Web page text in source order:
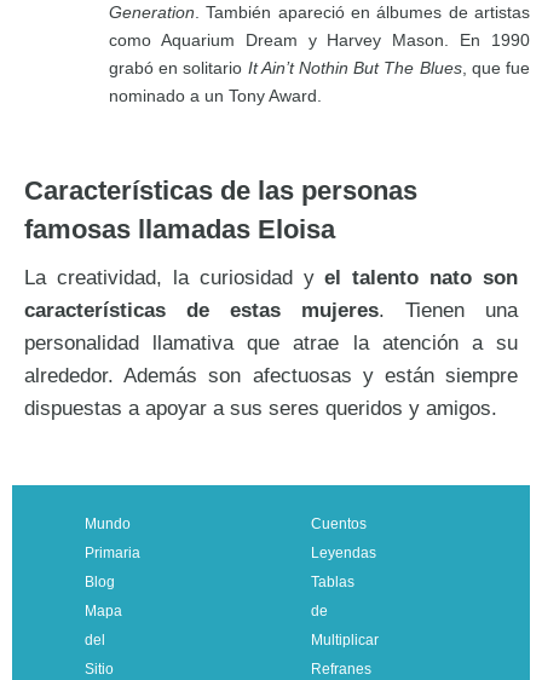
Generation . También apareció en álbumes de artistas
como Aquarium Dream y Harvey Mason. En 1990
grabó en solitario It Ain’t Nothin But The Blues, que fue
nominado a un Tony Award.
Características de las personas
famosas llamadas Eloisa
La creatividad, la curiosidad yel talento nato son
características de estas mujeres. Tienen una
personalidad llamativa que atrae la atención a su
alrededor. Además son afectuosas y están siempre
dispuestas a apoyar a sus seres queridos y amigos.
Mundo
Primaria
Blog
Mapa
del
Sitio
Cuentos
Leyendas
Tablas
de
Multiplicar
Refranes